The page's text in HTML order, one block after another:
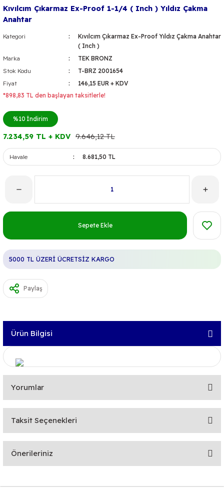
Kıvılcım Çıkarmaz Ex-Proof 1-1/4 ( Inch ) Yıldız Çakma
Anahtar
Kategori
Kıvılcım Çıkarmaz Ex-Proof Yıldız Çakma Anahtar
( Inch )
Marka
TEK BRONZ
Stok Kodu
T-BRZ 2001654
Fiyat
146,15 EUR + KDV
*898,83 TL den başlayan taksitlerle!
%10 İndirim
7.234,59 TL + KDV 9.646,12 TL
Havale 8.681,50 TL
Sepete Ekle
5000 TL ÜZERİ ÜCRETSİZ KARGO
Paylaş
Ürün Bilgisi
Yorumlar
Bu ürüne ilk yorumu siz yapın!
Taksit Seçenekleri
Önerileriniz